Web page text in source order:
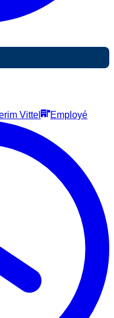
Vittel Employé